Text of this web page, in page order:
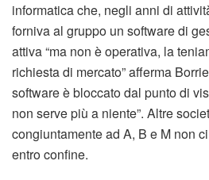
informatica che, negli anni di
forniva al gruppo un software di
attiva “ma non è operativa, la
richiesta di mercato” afferma
software è bloccato dal punto di
non serve più a niente”. Altre
congiuntamente ad A, B e M non
entro confine.